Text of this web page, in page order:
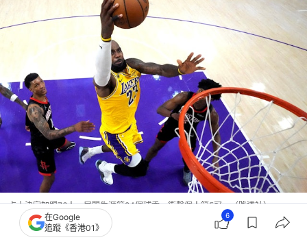
占士決定加盟76人，展開生涯第24個球季，衝擊個人第5冠。（路透社）
在Google
追蹤《香港01》
6